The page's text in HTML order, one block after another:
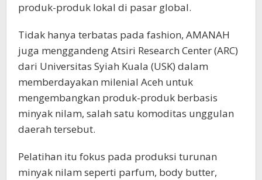
produk-produk lokal di pasar global.
Tidak hanya terbatas pada fashion, AMANAH
juga menggandeng Atsiri Research Center (ARC)
dari Universitas Syiah Kuala (USK) dalam
memberdayakan milenial Aceh untuk
mengembangkan produk-produk berbasis
minyak nilam, salah satu komoditas unggulan
daerah tersebut.
Pelatihan itu fokus pada produksi turunan
minyak nilam seperti parfum, body butter,